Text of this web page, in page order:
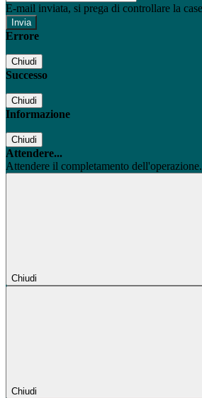
E-mail inviata, si prega di controllare la
Errore
Chiudi
Successo
Chiudi
Informazione
Chiudi
Attendere...
Attendere il completamento
Chiudi
Chiudi